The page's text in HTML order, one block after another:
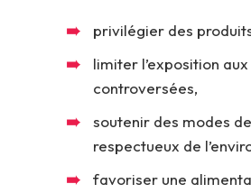
privilégier des
limiter l’exposition
controversées,
soutenir des modes
respectueux de
favoriser une